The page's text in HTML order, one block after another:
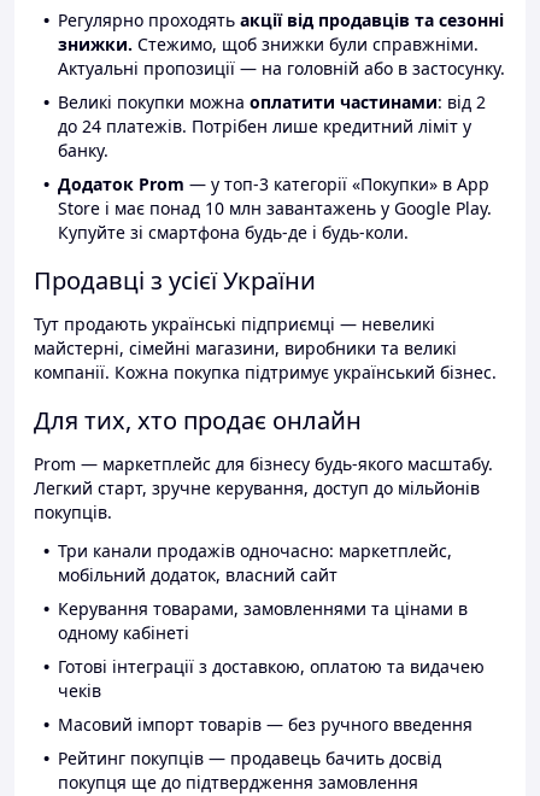
Регулярно проходять акції від продавців та сезонні
знижки. Стежимо, щоб знижки були справжніми.
Актуальні пропозиції — на головній або в застосунку.
Великі покупки можна оплатити частинами: від 2
до 24 платежів. Потрібен лише кредитний ліміт у
банку.
Додаток Prom — у топ-3 категорії «Покупки» в App
Store і має понад 10 млн завантажень у Google Play.
Купуйте зі смартфона будь-де і будь-коли.
Продавці з усієї України
Тут продають українські підприємці — невеликі
майстерні, сімейні магазини, виробники та великі
компанії. Кожна покупка підтримує український бізнес.
Для тих, хто продає онлайн
Prom — маркетплейс для бізнесу будь-якого масштабу.
Легкий старт, зручне керування, доступ до мільйонів
покупців.
Три канали продажів одночасно: маркетплейс,
мобільний додаток, власний сайт
Керування товарами, замовленнями та цінами в
одному кабінеті
Готові інтеграції з доставкою, оплатою та видачею
чеків
Масовий імпорт товарів — без ручного введення
Рейтинг покупців — продавець бачить досвід
покупця ще до підтвердження замовлення